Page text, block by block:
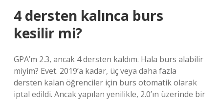
4 dersten kalınca burs
kesilir mi?
GPA’m 2.3, ancak 4 dersten kaldım. Hala burs alabilir
miyim? Evet. 2019’a kadar, üç veya daha fazla
dersten kalan öğrenciler için burs otomatik olarak
iptal edildi. Ancak yapılan yenilikle, 2.0’ın üzerinde bir